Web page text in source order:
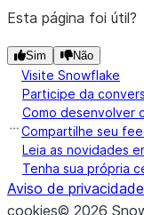
7  1  1
Esta página foi útil?
Sim Não
Visite Snowflake
Participe da
Como desenvolver
Compartilhe seu
Leia as novidades
Tenha sua própria
Aviso de privacidade
cookies© 2026